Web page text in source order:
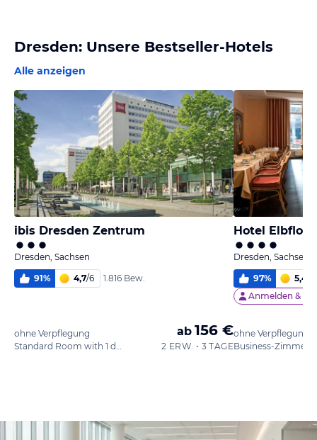
Dresden: Unsere Bestseller-Hotels
Alle anzeigen
ibis Dresden Zentrum
Dresden, Sachsen
91% 4,7/6 1.816 Bew.
ohne Verpflegung
ab 156 €
2 ERW. • 3 TAGE
Hotel
Dresden, Sachsen
97% 5,4
Anmelden &
ohne Verpflegung